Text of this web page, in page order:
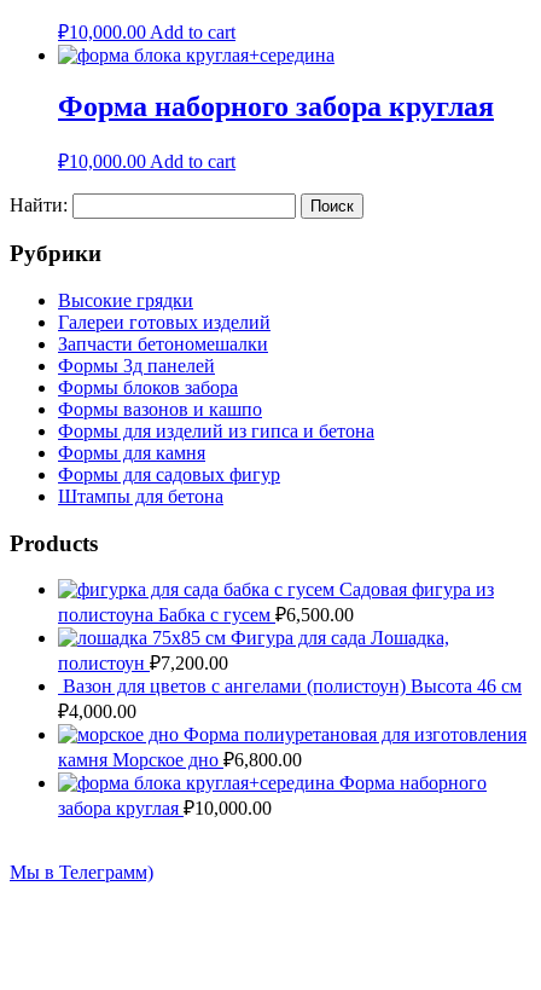
*
₽10,000.00 Add to cart
Форма наборного забора круглая
₽10,000.00 Add to cart
Найти:
Рубрики
Высокие грядки
Галереи готовых изделий
Запчасти бетономешалки
Формы 3д панелей
Формы блоков забора
Формы вазонов и кашпо
Формы для изделий из гипса и бетона
Формы для камня
Формы для садовых фигур
Штампы для бетона
Products
Садовая фигура из
полистоуна Бабка с гусем ₽6,500.00
Фигура для сада Лошадка,
полистоун ₽7,200.00
Вазон для цветов с ангелами (полистоун) Высота 46 см
₽4,000.00
Форма полиуретановая для изготовления
камня Морское дно ₽6,800.00
Форма наборного
забора круглая ₽10,000.00
Мы в Телеграмм)